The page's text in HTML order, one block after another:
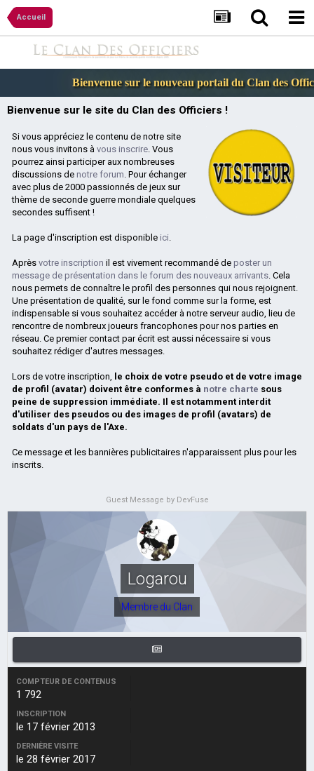
Accueil
Bienvenue sur le nouveau portail du Clan des Officiers
Bienvenue sur le site du Clan des Officiers !
Si vous appréciez le contenu de notre site
nous vous invitons à vous inscrire. Vous
pourrez ainsi participer aux nombreuses
discussions de notre forum. Pour échanger
avec plus de 2000 passionnés de jeux sur
thème de seconde guerre mondiale quelques
secondes suffisent !
La page d'inscription est disponible ici.
Après votre inscription il est vivement recommandé de poster un
message de présentation dans le forum des nouveaux arrivants. Cela
nous permets de connaître le profil des personnes qui nous rejoignent.
Une présentation de qualité, sur le fond comme sur la forme, est
indispensable si vous souhaitez accéder à notre serveur audio, lieu de
rencontre de nombreux joueurs francophones pour nos parties en
réseau. Ce premier contact par écrit est aussi nécessaire si vous
souhaitez rédiger d'autres messages.
Lors de votre inscription, le choix de votre pseudo et de votre image
de profil (avatar) doivent être conformes à notre charte sous
peine de suppression immédiate. Il est notamment interdit
d'utiliser des pseudos ou des images de profil (avatars) de
soldats d'un pays de l'Axe.
Ce message et les bannières publicitaires n'apparaissent plus pour les
inscrits.
Guest Message by DevFuse
Logarou
Membre du Clan
COMPTEUR DE CONTENUS
1 792
INSCRIPTION
le 17 février 2013
DERNIÈRE VISITE
le 28 février 2017